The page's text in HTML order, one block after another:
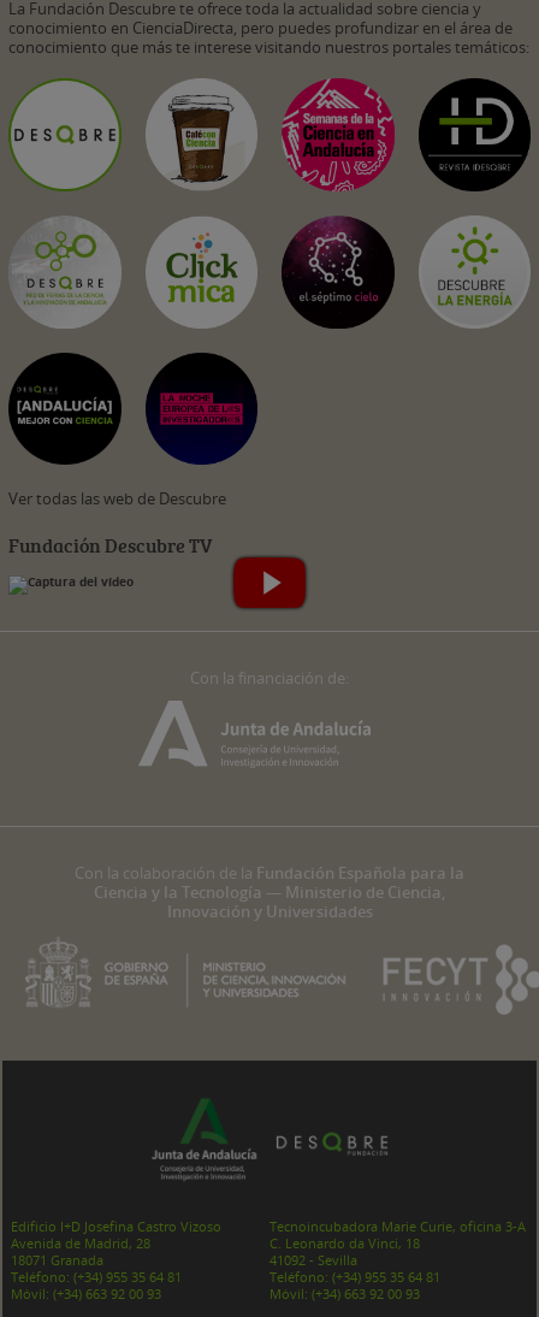
La Fundación Descubre te ofrece toda la actualidad sobre ciencia y
conocimiento en CienciaDirecta, pero puedes profundizar en el área de
conocimiento que más te interese visitando nuestros portales temáticos:
Ver todas las web de Descubre
Fundación Descubre TV
Con la financiación de:
Con la colaboración de la Fundación Española para la
Ciencia y la Tecnología — Ministerio de Ciencia,
Innovación y Universidades
Edificio I+D Josefina Castro Vizoso
Avenida de Madrid, 28
18071 Granada
Teléfono: (+34) 955 35 64 81
Móvil: (+34) 663 92 00 93
Tecnoincubadora Marie Curie, oficina 3-A
C. Leonardo da Vinci, 18
41092 - Sevilla
Teléfono: (+34) 955 35 64 81
Móvil: (+34) 663 92 00 93